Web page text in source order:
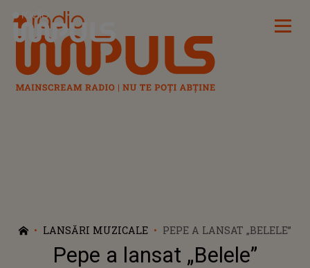
Radio Impuls
LANSĂRI MUZICALE PEPE A LANSAT „BELELE”
Pepe a lansat „Belele”